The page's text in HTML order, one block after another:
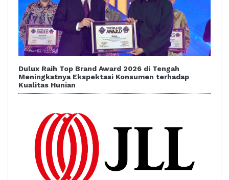
Dulux Raih Top Brand Award 2026 di Tengah
Meningkatnya Ekspektasi Konsumen terhadap
Kualitas Hunian